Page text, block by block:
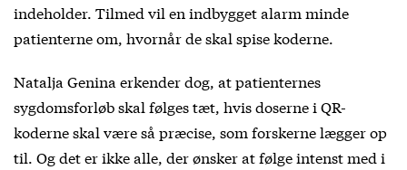
indeholder. Tilmed vil en indbygget alarm minde
patienterne om, hvornår de skal spise koderne.
Natalja Genina erkender dog, at patienternes
sygdomsforløb skal følges tæt, hvis doserne i QR-
koderne skal være så præcise, som forskerne lægger op
til. Og det er ikke alle, der ønsker at følge intenst med i